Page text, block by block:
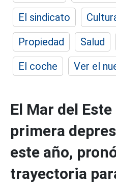
El sindicato
Propiedad
Salud
El coche
Ver el
El Mar del
primera
este año,
trayectoria